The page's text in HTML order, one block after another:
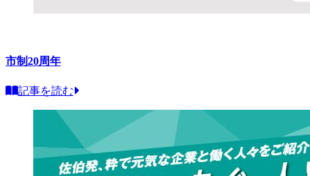
市制20周年
記事を読む